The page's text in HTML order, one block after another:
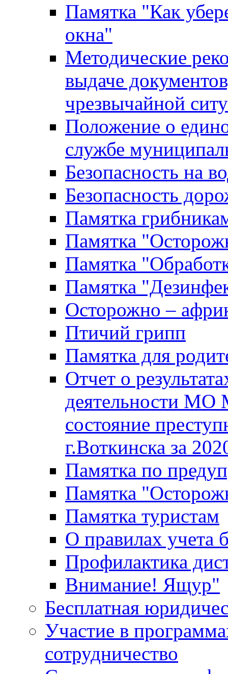
Памятка "Как
окна"
Методические
выдаче
чрезвычайной
Положение о
службе
Безопасность на
Безопасность
Памятка
Памятка
Памятка
Памятка
Осторожно –
Птичий грипп
Памятка для
Отчет о
деятельности МО
состояние
г.Воткинска за
Памятка по
Памятка
Памятка туристам
О правилах учета
Профилактика
Внимание! Ящур"
Бесплатная
Участие в
сотрудничество